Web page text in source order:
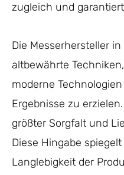
zugleich und
Die Messerhersteller
altbewährte
moderne
Ergebnisse zu
größter Sorgfalt und
Diese Hingabe
Langlebigkeit der